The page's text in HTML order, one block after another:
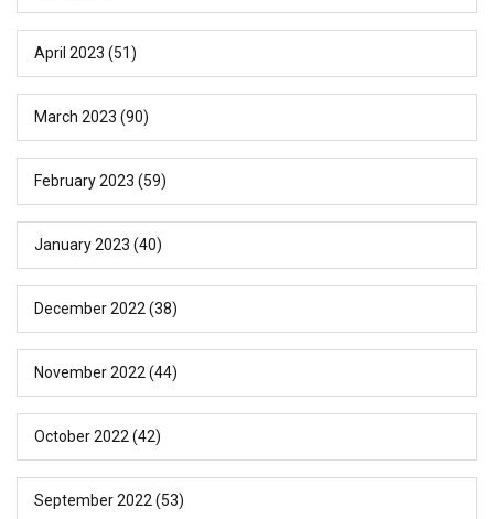
April 2023 (51)
March 2023 (90)
February 2023 (59)
January 2023 (40)
December 2022(38)
November 2022(44)
October 2022(42)
September 2022(53)